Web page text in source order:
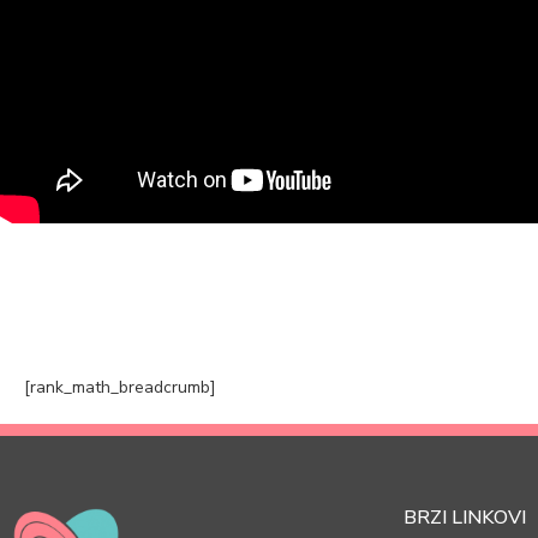
[rank_math_breadcrumb]
BRZI LINKOVI